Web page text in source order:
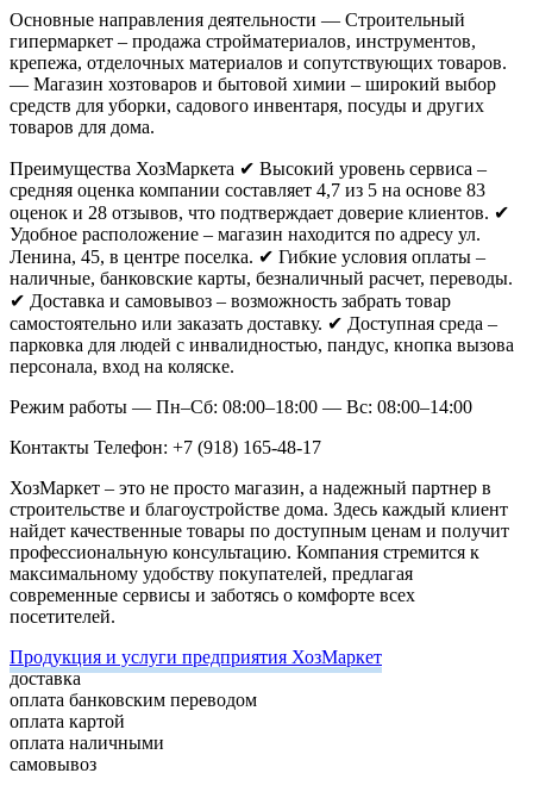
Основные направления деятельности — Строительный
гипермаркет – продажа стройматериалов, инструментов,
крепежа, отделочных материалов и сопутствующих товаров.
— Магазин хозтоваров и бытовой химии – широкий выбор
средств для уборки, садового инвентаря, посуды и других
товаров для дома.
Преимущества ХозМаркета ✔ Высокий уровень сервиса –
средняя оценка компании составляет 4,7 из 5 на основе 83
оценок и 28 отзывов, что подтверждает доверие клиентов. ✔
Удобное расположение – магазин находится по адресу ул.
Ленина, 45, в центре поселка. ✔ Гибкие условия оплаты –
наличные, банковские карты, безналичный расчет, переводы.
✔ Доставка и самовывоз – возможность забрать товар
самостоятельно или заказать доставку. ✔ Доступная среда –
парковка для людей с инвалидностью, пандус, кнопка вызова
персонала, вход на коляске.
Режим работы — Пн–Сб: 08:00–18:00 — Вс: 08:00–14:00
Контакты Телефон: +7 (918) 165-48-17
ХозМаркет – это не просто магазин, а надежный партнер в
строительстве и благоустройстве дома. Здесь каждый клиент
найдет качественные товары по доступным ценам и получит
профессиональную консультацию. Компания стремится к
максимальному удобству покупателей, предлагая
современные сервисы и заботясь о комфорте всех
посетителей.
Продукция и услуги предприятия ХозМаркет
доставка
оплата банковским переводом
оплата картой
оплата наличными
самовывоз